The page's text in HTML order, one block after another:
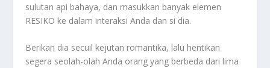
sulutan api bahaya, dan masukkan banyak elemen
RESIKO ke dalam interaksi Anda dan si dia.
Berikan dia secuil kejutan romantika, lalu hentikan
segera seolah-olah Anda orang yang berbeda dari lima